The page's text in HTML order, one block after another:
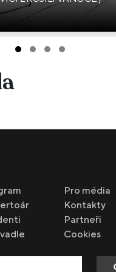
Pro média
Kontakty
Partneři
Cookies